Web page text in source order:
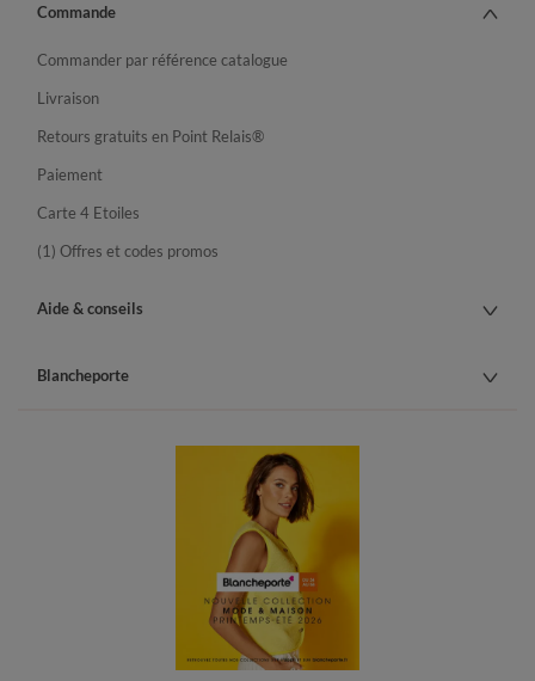
Commande
Commander par référence catalogue
Livraison
Retours gratuits en Point Relais®
Paiement
Carte 4 Etoiles
(1) Offres et codes promos
Aide & conseils
Blancheporte